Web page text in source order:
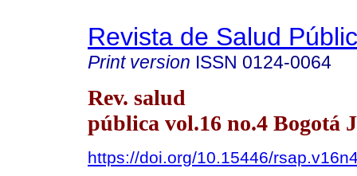
Revista de Salud
Print version ISSN 0124-0064
Rev. salud
pública vol.16 no.4 Bogotá
https://doi.org/10.15446/